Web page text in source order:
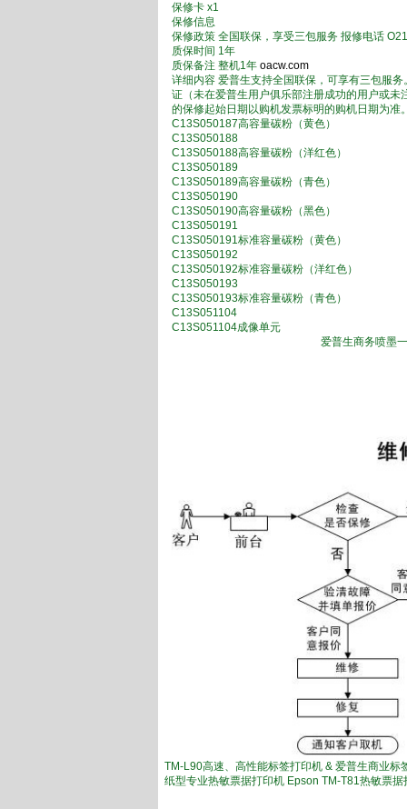
保修卡 x1
保修信息
保修政策 全国联保，享受三包服务 报修电话
质保时间 1年
质保备注 整机1年 oacw.com
详细内容 爱普生支持全国联保，可享有三包服
证（未在爱普生用户俱乐部注册成功的用户或
的保修起始日期以购机发票标明的购机日期为准
C13S050187高容量碳粉（黄色）
C13S050188
C13S050188高容量碳粉（洋红色）
C13S050189
C13S050189高容量碳粉（青色）
C13S050190
C13S050190高容量碳粉（黑色）
C13S050191
C13S050191标准容量碳粉（黄色）
C13S050192
C13S050192标准容量碳粉（洋红色）
C13S050193
C13S050193标准容量碳粉（青色）
C13S051104
C13S051104成像单元
爱普生商务喷墨
TM-L90高速、高性能标签打印机 & 爱普生商业
纸型专业热敏票据打印机 Epson TM-T81热敏票据